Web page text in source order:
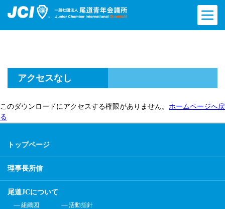
アクセスなし
このダウンロードにアクセスする権限がありません。 ホームページへ戻
る
トップページ
理事長所信
尾道JCについて
組織図 活動指針